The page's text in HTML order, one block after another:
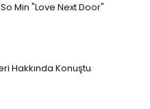
Min "Love Next Door"
Hakkında Konuştu